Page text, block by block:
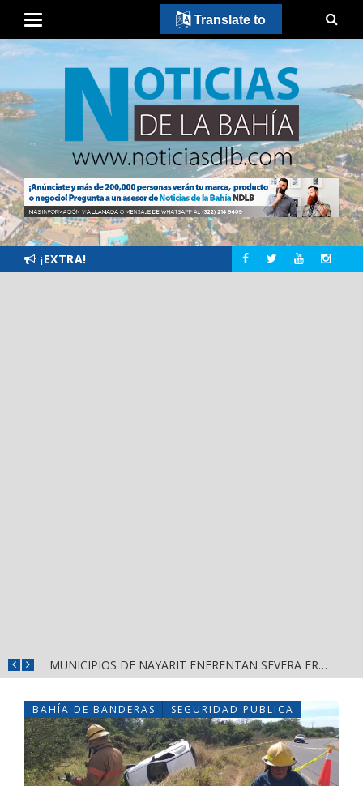
¡EXTRA!
MUNICIPIOS DE NAYARIT ENFRENTAN SEVERA FRAGILIDAD FINANCIERA POR DEUDAS Y NÓMINAS
BAHÍA DE BANDERAS SEGURIDAD PUBLICA
Translate to